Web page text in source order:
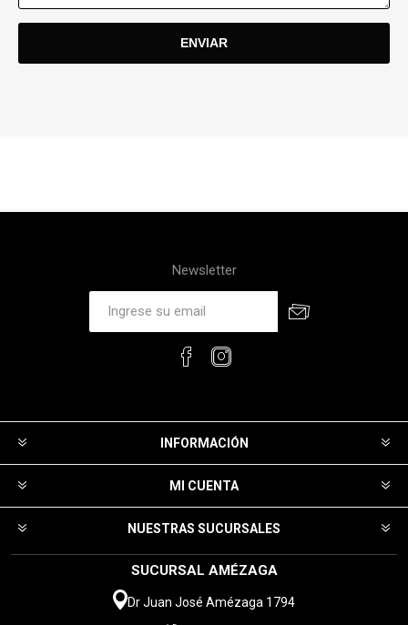
Newsletter
INFORMACIÓN
MI CUENTA
NUESTRAS SUCURSALES
SUCURSAL AMÉZAGA
Dr Juan José Amézaga 1794